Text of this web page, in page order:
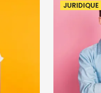
JURIDIQUE